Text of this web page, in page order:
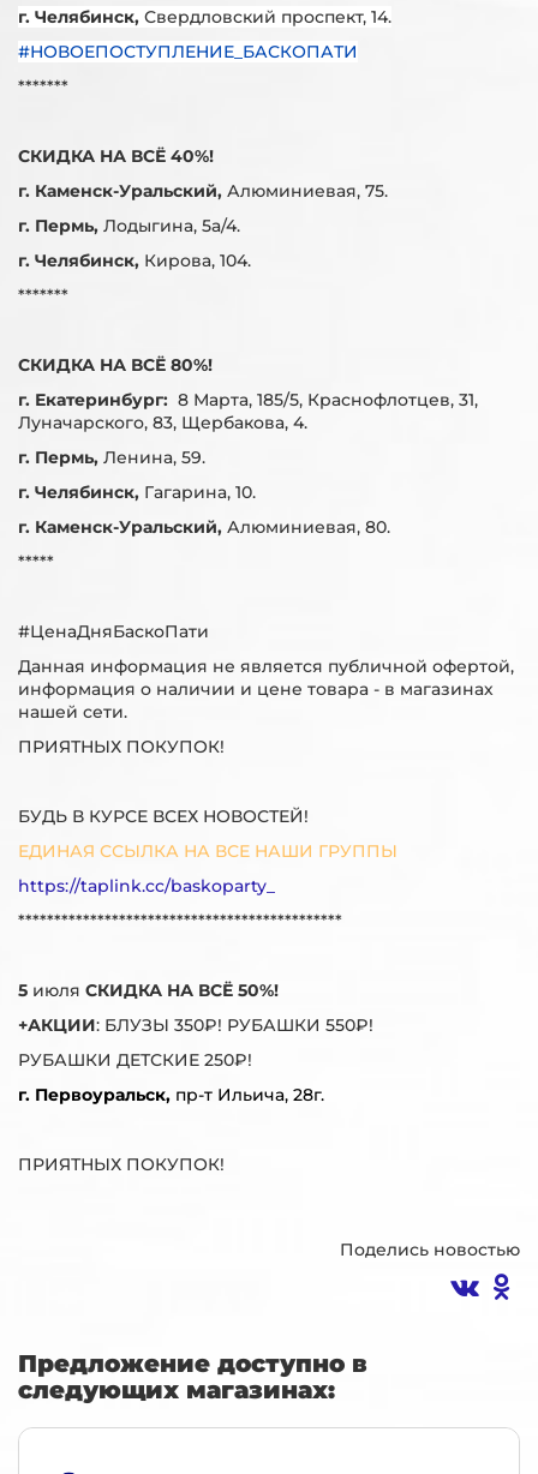
г. Челябинск, Свердловский проспект, 14.
#НОВОЕПОСТУПЛЕНИЕ_БАСКОПАТИ
*******
СКИДКА НА ВСЁ 40%!
г. Каменск-Уральский, Алюминиевая, 75.
г. Пермь, Лодыгина, 5а/4.
г. Челябинск, Кирова, 104.
*******
СКИДКА НА ВСЁ 80%!
г. Екатеринбург: 8 Марта, 185/5, Краснофлотцев, 31,
Луначарского, 83, Щербакова, 4.
г. Пермь, Ленина, 59.
г. Челябинск, Гагарина, 10.
г. Каменск-Уральский, Алюминиевая, 80.
*****
#ЦенаДняБаскоПати
Данная информация не является публичной офертой,
информация о наличии и цене товара - в магазинах
нашей сети.
ПРИЯТНЫХ ПОКУПОК!
БУДЬ В КУРСЕ ВСЕХ НОВОСТЕЙ!
ЕДИНАЯ ССЫЛКА НА ВСЕ НАШИ ГРУППЫ
https://taplink.cc/baskoparty_
*********************************************
5 июля СКИДКА НА ВСЁ 50%!
+АКЦИИ: БЛУЗЫ 350₽! РУБАШКИ 550₽!
РУБАШКИ ДЕТСКИЕ 250₽!
г. Первоуральск, пр-т Ильича, 28г.
ПРИЯТНЫХ ПОКУПОК!
Поделись новостью
Предложение доступно в
следующих магазинах: